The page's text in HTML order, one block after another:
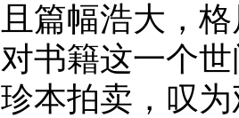
篇幅浩大，
书籍这一个
本拍卖，叹